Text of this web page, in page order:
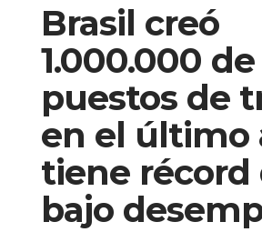
Brasil creó
1.000.000 de
puestos de
en el último
tiene récord
bajo